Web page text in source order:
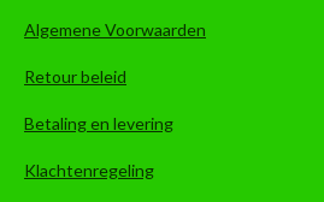
Algemene Voorwaarden
Retour beleid
Betaling en levering
Klachtenregeling